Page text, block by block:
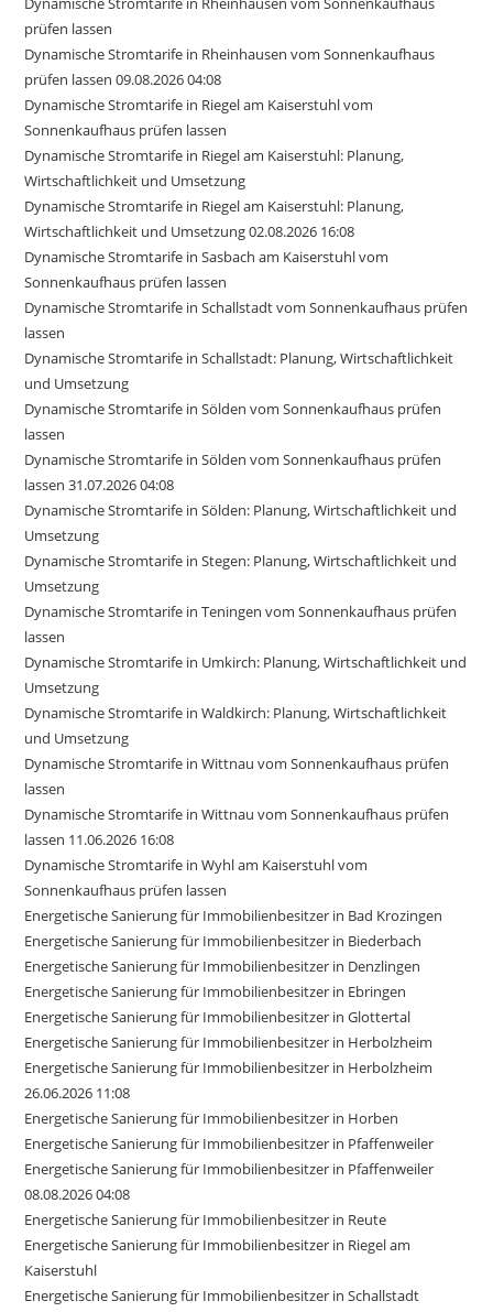
prüfen lassen
Dynamische Stromtarife in Rheinhausen vom Sonnenkaufhaus
prüfen lassen 09.08.2026 04:08
Dynamische Stromtarife in Riegel am Kaiserstuhl vom
Sonnenkaufhaus prüfen lassen
Dynamische Stromtarife in Riegel am Kaiserstuhl: Planung,
Wirtschaftlichkeit und Umsetzung
Dynamische Stromtarife in Riegel am Kaiserstuhl: Planung,
Wirtschaftlichkeit und Umsetzung 02.08.2026 16:08
Dynamische Stromtarife in Sasbach am Kaiserstuhl vom
Sonnenkaufhaus prüfen lassen
Dynamische Stromtarife in Schallstadt vom Sonnenkaufhaus prüfen
lassen
Dynamische Stromtarife in Schallstadt: Planung, Wirtschaftlichkeit
und Umsetzung
Dynamische Stromtarife in Sölden vom Sonnenkaufhaus prüfen
lassen
Dynamische Stromtarife in Sölden vom Sonnenkaufhaus prüfen
lassen 31.07.2026 04:08
Dynamische Stromtarife in Sölden: Planung, Wirtschaftlichkeit und
Umsetzung
Dynamische Stromtarife in Stegen: Planung, Wirtschaftlichkeit und
Umsetzung
Dynamische Stromtarife in Teningen vom Sonnenkaufhaus prüfen
lassen
Dynamische Stromtarife in Umkirch: Planung, Wirtschaftlichkeit und
Umsetzung
Dynamische Stromtarife in Waldkirch: Planung, Wirtschaftlichkeit
und Umsetzung
Dynamische Stromtarife in Wittnau vom Sonnenkaufhaus prüfen
lassen
Dynamische Stromtarife in Wittnau vom Sonnenkaufhaus prüfen
lassen 11.06.2026 16:08
Dynamische Stromtarife in Wyhl am Kaiserstuhl vom
Sonnenkaufhaus prüfen lassen
Energetische Sanierung für Immobilienbesitzer in Bad Krozingen
Energetische Sanierung für Immobilienbesitzer in Biederbach
Energetische Sanierung für Immobilienbesitzer in Denzlingen
Energetische Sanierung für Immobilienbesitzer in Ebringen
Energetische Sanierung für Immobilienbesitzer in Glottertal
Energetische Sanierung für Immobilienbesitzer in Herbolzheim
Energetische Sanierung für Immobilienbesitzer in Herbolzheim
26.06.2026 11:08
Energetische Sanierung für Immobilienbesitzer in Horben
Energetische Sanierung für Immobilienbesitzer in Pfaffenweiler
Energetische Sanierung für Immobilienbesitzer in Pfaffenweiler
08.08.2026 04:08
Energetische Sanierung für Immobilienbesitzer in Reute
Energetische Sanierung für Immobilienbesitzer in Riegel am
Kaiserstuhl
Energetische Sanierung für Immobilienbesitzer in Schallstadt